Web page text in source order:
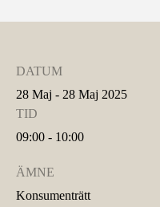
DATUM
28 Maj - 28 Maj 2025
TID
09:00 - 10:00
ÄMNE
Konsumenträtt